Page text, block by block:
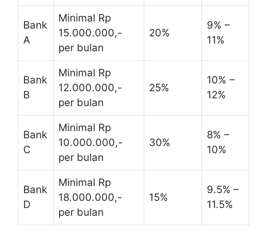
Bank
A
Minimal Rp
15.000.000,-
per bulan
20%
9% –
11%
Bank
B
Minimal Rp
12.000.000,-
per bulan
25%
10% –
12%
Bank
C
Minimal Rp
10.000.000,-
per bulan
30%
8% –
10%
Bank
D
Minimal Rp
18.000.000,-
per bulan
15%
9.5% –
11.5%